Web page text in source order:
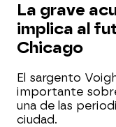
La grave
implica al
Chicago
El sargento
importante
una de las
ciudad.